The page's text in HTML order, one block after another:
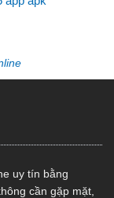
uy tín bằng
cần gặp mặt,